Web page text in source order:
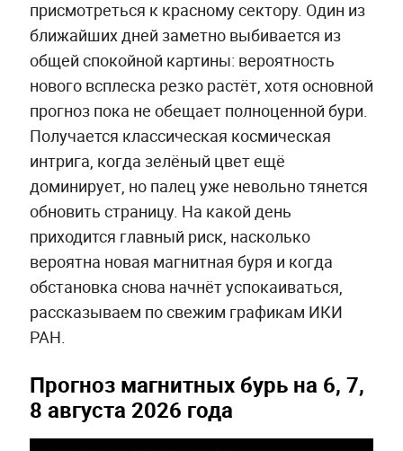
присмотреться к красному сектору. Один из
ближайших дней заметно выбивается из
общей спокойной картины: вероятность
нового всплеска резко растёт, хотя основной
прогноз пока не обещает полноценной бури.
Получается классическая космическая
интрига, когда зелёный цвет ещё
доминирует, но палец уже невольно тянется
обновить страницу. На какой день
приходится главный риск, насколько
вероятна новая магнитная буря и когда
обстановка снова начнёт успокаиваться,
рассказываем по свежим графикам ИКИ
РАН.
Прогноз магнитных бурь на 6, 7,
8 августа 2026 года